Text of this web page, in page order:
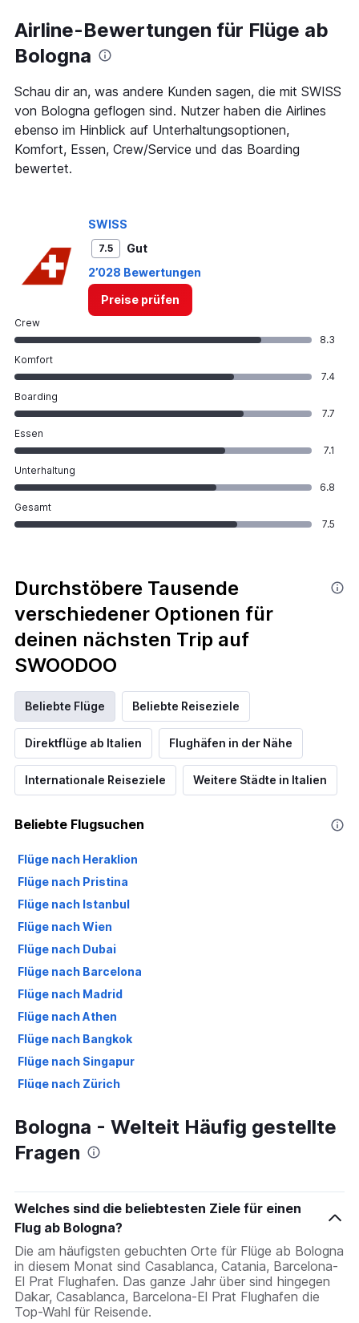
Airline-Bewertungen für Flüge ab
Bologna
Schau dir an, was andere Kunden sagen, die mit SWISS
von Bologna geflogen sind. Nutzer haben die Airlines
ebenso im Hinblick auf Unterhaltungsoptionen,
Komfort, Essen, Crew/Service und das Boarding
bewertet.
SWISS
7.5
Gut
2’028 Bewertungen
Preise prüfen
Crew
8.3
Komfort
7.4
Boarding
7.7
Essen
7.1
Unterhaltung
6.8
Gesamt
7.5
Durchstöbere Tausende
verschiedener Optionen für
deinen nächsten Trip auf
SWOODOO
Beliebte Flüge Beliebte Reiseziele
Direktflüge ab Italien Flughäfen in der Nähe
Internationale Reiseziele Weitere Städte in Italien
Beliebte Flugsuchen
Flüge nach Heraklion
Flüge nach Pristina
Flüge nach Istanbul
Flüge nach Wien
Flüge nach Dubai
Flüge nach Barcelona
Flüge nach Madrid
Flüge nach Athen
Flüge nach Bangkok
Flüge nach Singapur
Flüge nach Zürich
Flüge nach Düsseldorf
Flüge nach Basel
Bologna - Welteit Häufig gestellte
Fragen
Welches sind die beliebtesten Ziele für einen
Flug ab Bologna?
Die am häufigsten gebuchten Orte für Flüge ab Bologna
in diesem Monat sind Casablanca, Catania, Barcelona-
El Prat Flughafen. Das ganze Jahr über sind hingegen
Dakar, Casablanca, Barcelona-El Prat Flughafen die
Top-Wahl für Reisende.